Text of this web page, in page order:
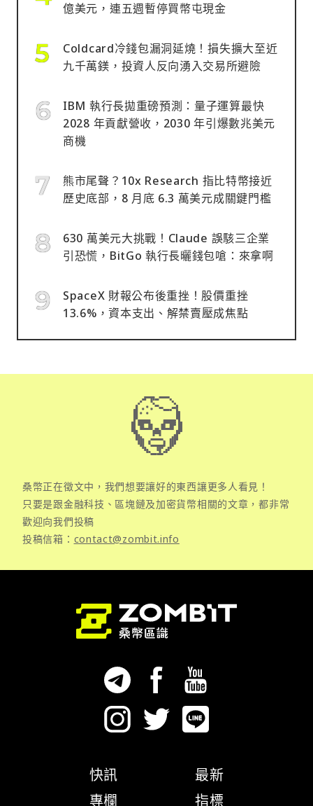
億美元，連五週暫停買幣屯現金
Coldcard冷錢包漏洞延燒！損失擴大至近
九千萬鎂，投資人反向湧入交易所避險
IBM 執行長拋重磅預測：量子運算最快
2028 年貢獻營收，2030 年引爆數兆美元
商機
熊市尾聲？10x Research 指比特幣接近
歷史底部，8 月底 6.3 萬美元成關鍵門檻
630 萬美元大挑戰！Claude 誤駭三企業
引恐慌，BitGo 執行長曬錢包嗆：來拿啊
SpaceX 財報公布後重挫！股價重挫
13.6%，資本支出、解禁賣壓成焦點
桑幣正在徵文中，我們想要讓好的東西讓更多人看見！
只要是跟金融科技、區塊鏈及加密貨幣相關的文章，都非常
歡迎向我們投稿
投稿信箱： contact@zombit.info
快訊
專欄
最新
指標